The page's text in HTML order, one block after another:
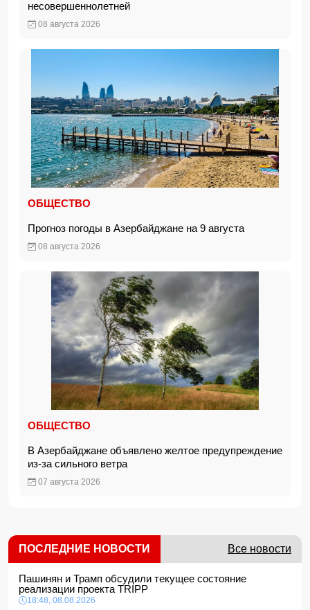
несовершеннолетней
08 августа 2026
ОБЩЕСТВО
Прогноз погоды в Азербайджане на 9 августа
08 августа 2026
ОБЩЕСТВО
В Азербайджане объявлено желтое предупреждение
из-за сильного ветра
07 августа 2026
ПОСЛЕДНИЕ НОВОСТИ Все новости
Пашинян и Трамп обсудили текущее состояние
реализации проекта TRIPP
18:48, 08.08.2026